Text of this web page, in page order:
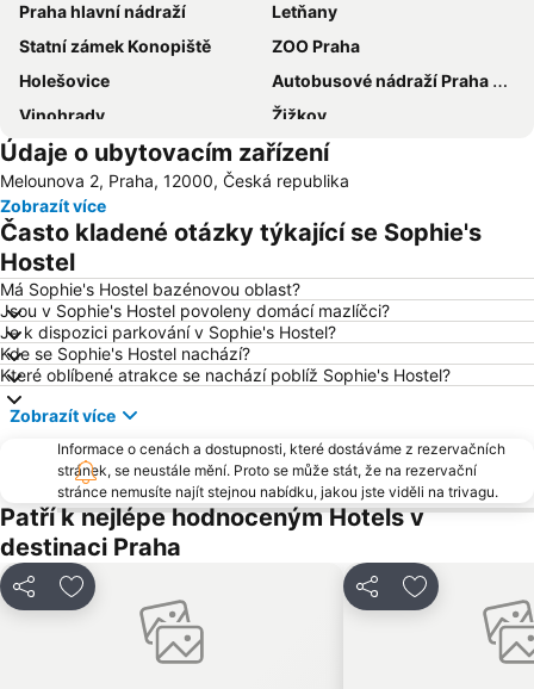
Praha hlavní nádraží
Letňany
Statní zámek Konopiště
ZOO Praha
Holešovice
Autobusové nádraží Praha Florenc
Vinohrady
Žižkov
Vršovice
Výstaviště Praha - Holešovice
Chodov
Smíchov
Václavské náměstí
Na Kampě
Horní Počernice
Televizní věž Žižkov
Dejvice
Hostivař
Zličín
Modřany
Zbraslav
Karlovo náměstí
Suchdol
Vyšehrad
Malá Strana
Stanice metra Anděl
Troja
Strašnice
Tančící dům
Řepy
Nemocnice Motol Metro Station
Radotín
Údaje o ubytovacím zařízení
Melounova 2, Praha, 12000, Česká republika
Zobrazít více
Často kladené otázky týkající se Sophie's
Hostel
Má Sophie's Hostel bazénovou oblast?
Jsou v Sophie's Hostel povoleny domácí mazlíčci?
Je k dispozici parkování v Sophie's Hostel?
Kde se Sophie's Hostel nachází?
Které oblíbené atrakce se nachází poblíž Sophie's Hostel?
Zobrazít více
Informace o cenách a dostupnosti, které dostáváme z rezervačních
stránek, se neustále mění. Proto se může stát, že na rezervační
stránce nemusíte najít stejnou nabídku, jakou jste viděli na trivagu.
Patří k nejlépe hodnoceným Hotels v
destinaci Praha
Sdílet Přidat na seznam oblíbených hotelů
Sdílet Přidat na